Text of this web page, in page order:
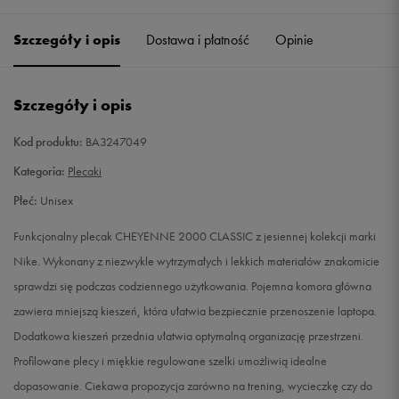
Szczegóły i opis Dostawa i płatność Opinie
Szczegóły i opis
Kod produktu: BA3247049
Kategoria: Plecaki
Płeć: Unisex
Funkcjonalny plecak CHEYENNE 2000 CLASSIC z jesiennej kolekcji marki
Nike. Wykonany z niezwykle wytrzymałych i lekkich materiałów znakomicie
sprawdzi się podczas codziennego użytkowania. Pojemna komora główna
zawiera mniejszą kieszeń, która ułatwia bezpiecznie przenoszenie laptopa.
Dodatkowa kieszeń przednia ułatwia optymalną organizację przestrzeni.
Profilowane plecy i miękkie regulowane szelki umożliwią idealne
dopasowanie. Ciekawa propozycja zarówno na trening, wycieczkę czy do